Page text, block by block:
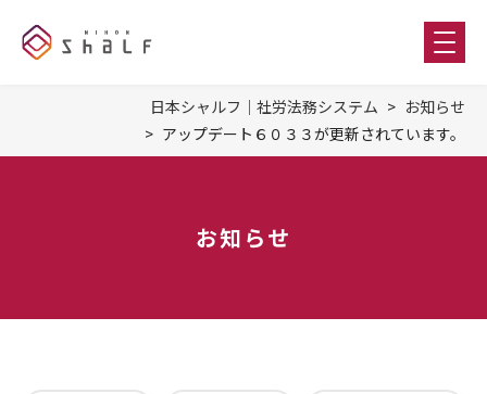
日本シャルフ｜社労法務システム
お知らせ
アップデート６０３３が更新されています。
お知らせ